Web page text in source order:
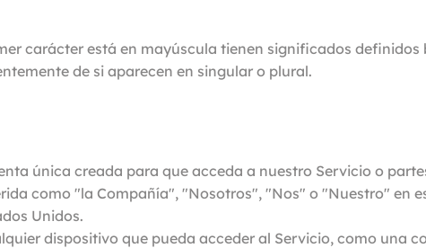
carácter está en mayúscula tienen significados
de si aparecen en singular o plural.
única creada para que acceda a nuestro Servicio o
como "la Compañía", "Nosotros", "Nos" o "Nuestro" en
Unidos.
dispositivo que pueda acceder al Servicio, como una